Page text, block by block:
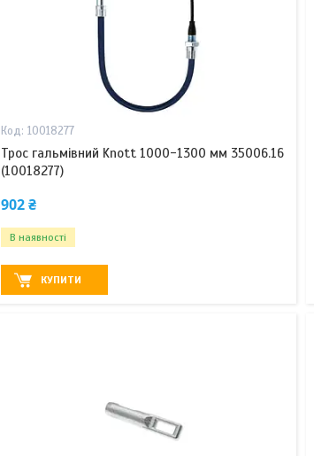
10018277
Трос гальмівний Knott 1000-1300 мм 35006.16
(10018277)
902 ₴
В наявності
КУПИТИ